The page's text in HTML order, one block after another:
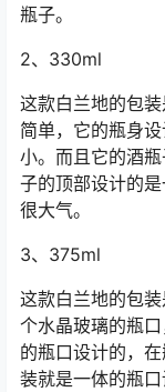
瓶子。
2、330ml
这款白兰地的包
简单，它的瓶身
小。而且它的酒
子的顶部设计的
很大气。
3、375ml
这款白兰地的包
个水晶玻璃的瓶
的瓶口设计的，
装就是一体的瓶